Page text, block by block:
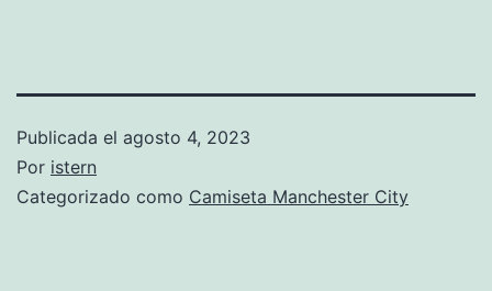
Publicada el agosto 4, 2023
Por istern
Categorizado como Camiseta Manchester City